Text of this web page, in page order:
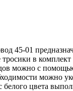
45-01
в
можно с
можно
цвета